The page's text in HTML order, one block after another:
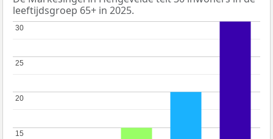
leeftijdsgroep 65+ in 2025.
15
15
20
20
25
25
30
30